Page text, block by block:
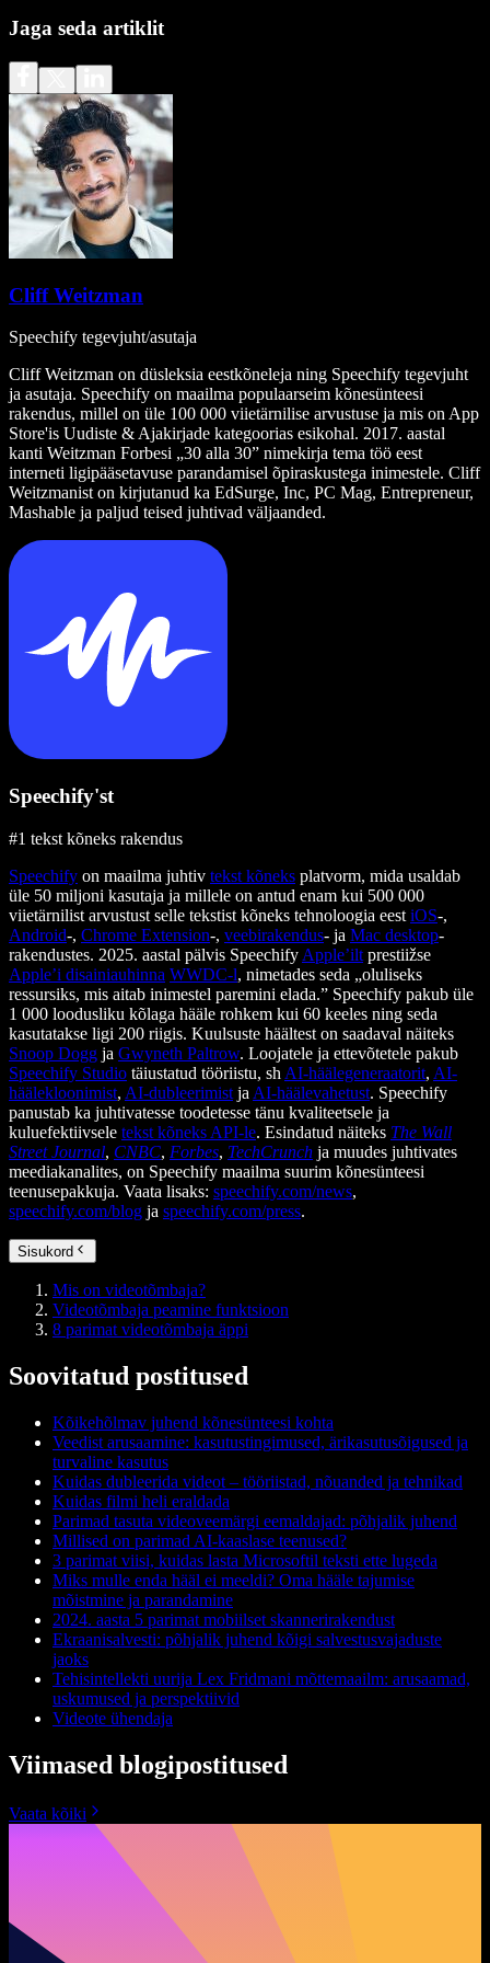
Jaga seda artiklit
Cliff Weitzman
Speechify tegevjuht/asutaja
Cliff Weitzman on düsleksia eestkõneleja ning Speechify tegevjuht
ja asutaja. Speechify on maailma populaarseim kõnesünteesi
rakendus, millel on üle 100 000 viietärnilise arvustuse ja mis on App
Store'is Uudiste & Ajakirjade kategoorias esikohal. 2017. aastal
kanti Weitzman Forbesi „30 alla 30” nimekirja tema töö eest
interneti ligipääsetavuse parandamisel õpiraskustega inimestele. Cliff
Weitzmanist on kirjutanud ka EdSurge, Inc, PC Mag, Entrepreneur,
Mashable ja paljud teised juhtivad väljaanded.
Speechify'st
#1 tekst kõneks rakendus
Speechify on maailma juhtiv tekst kõneks platvorm, mida usaldab
üle 50 miljoni kasutaja ja millele on antud enam kui 500 000
viietärnilist arvustust selle tekstist kõneks tehnoloogia eest iOS-,
Android-, Chrome Extension-, veebirakendus- ja Mac desktop-
rakendustes. 2025. aastal pälvis Speechify Apple’ilt prestiižse
Apple’i disainiauhinna WWDC-l, nimetades seda „oluliseks
ressursiks, mis aitab inimestel paremini elada.” Speechify pakub üle
1 000 loodusliku kõlaga hääle rohkem kui 60 keeles ning seda
kasutatakse ligi 200 riigis. Kuulsuste häältest on saadaval näiteks
Snoop Dogg ja Gwyneth Paltrow. Loojatele ja ettevõtetele pakub
Speechify Studio täiustatud tööriistu, sh AI-häälegeneraatorit, AI-
häälekloonimist, AI-dubleerimist ja AI-häälevahetust. Speechify
panustab ka juhtivatesse toodetesse tänu kvaliteetsele ja
kuluefektiivsele tekst kõneks API-le. Esindatud näiteks The Wall
Street Journal, CNBC, Forbes, TechCrunch ja muudes juhtivates
meediakanalites, on Speechify maailma suurim kõnesünteesi
teenusepakkuja. Vaata lisaks: speechify.com/news,
speechify.com/blog ja speechify.com/press.
Sisukord
Mis on videotõmbaja?
Videotõmbaja peamine funktsioon
8 parimat videotõmbaja äppi
Soovitatud postitused
Kõikehõlmav juhend kõnesünteesi kohta
Veedist arusaamine: kasutustingimused, ärikasutusõigused ja
turvaline kasutus
Kuidas dubleerida videot – tööriistad, nõuanded ja tehnikad
Kuidas filmi heli eraldada
Parimad tasuta videovee­märgi eemaldajad: põhjalik juhend
Millised on parimad AI-kaaslase teenused?
3 parimat viisi, kuidas lasta Microsoftil teksti ette lugeda
Miks mulle enda hääl ei meeldi? Oma hääle tajumise
mõistmine ja parandamine
2024. aasta 5 parimat mobiilset skannerirakendust
Ekraanisalvesti: põhjalik juhend kõigi salvestusvajaduste
jaoks
Tehisintellekti uurija Lex Fridmani mõttemaailm: arusaamad,
uskumused ja perspektiivid
Videote ühendaja
Viimased blogipostitused
Vaata kõiki